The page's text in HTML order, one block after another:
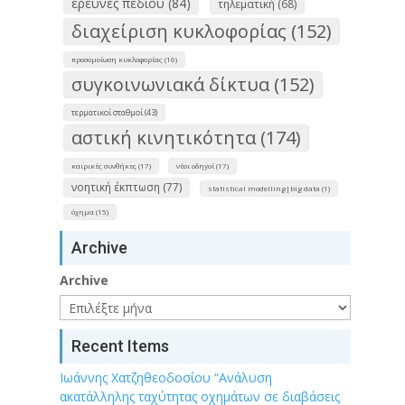
τηλεματική (68)
διαχείριση κυκλοφορίας (152)
προσομοίωση κυκλοφορίας (16)
συγκοινωνιακά δίκτυα (152)
τερματικοί σταθμοί (43)
αστική κινητικότητα (174)
καιρικές συνθήκες (17) νέοι οδηγοί (17)
νοητική έκπτωση (77) statistical modelling|big data (1)
όχημα (15)
Archive
Archive
Recent Items
Ιωάννης Χατζηθεοδοσίου “Ανάλυση
ακατάλληλης ταχύτητας οχημάτων σε διαβάσεις